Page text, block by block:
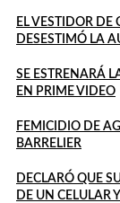
EL VESTIDOR DE
DESESTIMÓ LA
SE ESTRENARÁ
EN PRIME VIDEO
FEMICIDIO DE
BARRELIER
DECLARÓ QUE
DE UN CELULAR